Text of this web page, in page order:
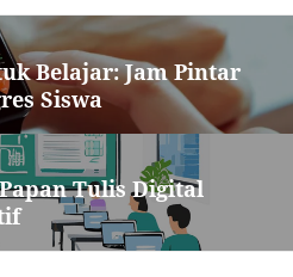
Belajar: Jam Pintar
Siswa
Tulis Digital